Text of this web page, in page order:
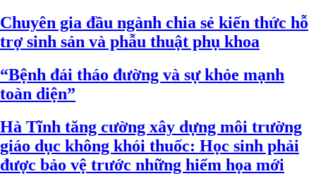
Chuyên gia đầu ngành chia sẻ kiến thức hỗ
trợ sinh sản và phẫu thuật phụ khoa
“Bệnh đái tháo đường và sự khỏe mạnh
toàn diện”
Hà Tĩnh tăng cường xây dựng môi trường
giáo dục không khói thuốc: Học sinh phải
được bảo vệ trước những hiểm họa mới